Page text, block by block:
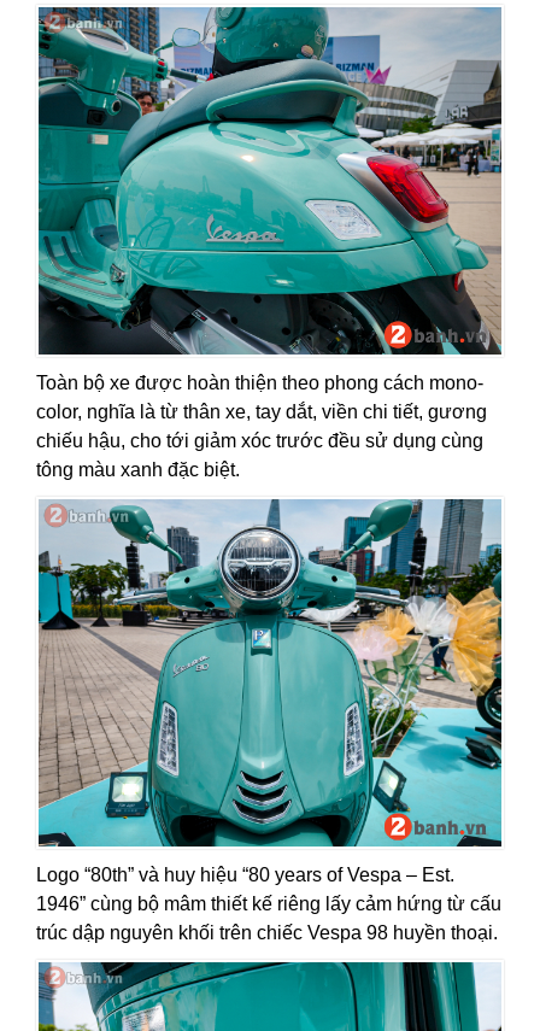
Toàn bộ xe được hoàn thiện theo phong cách mono-
color, nghĩa là từ thân xe, tay dắt, viền chi tiết, gương
chiếu hậu, cho tới giảm xóc trước đều sử dụng cùng
tông màu xanh đặc biệt.
Logo “80th” và huy hiệu “80 years of Vespa – Est.
1946” cùng bộ mâm thiết kế riêng lấy cảm hứng từ cấu
trúc dập nguyên khối trên chiếc Vespa 98 huyền thoại.